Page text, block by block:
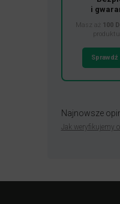
i
Masz aż 100
Najnowsze
Jak weryfikujemy